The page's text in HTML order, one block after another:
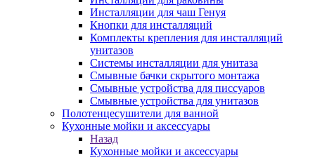
Инсталляции для чаш Генуя
Кнопки для инсталляций
Комплекты крепления для инсталляций
унитазов
Системы инсталляции для унитаза
Смывные бачки скрытого монтажа
Смывные устройства для писсуаров
Смывные устройства для унитазов
Полотенцесушители для ванной
Кухонные мойки и аксессуары
Назад
Кухонные мойки и аксессуары